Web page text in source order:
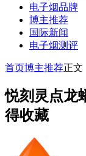
电子烟品牌
博主推荐
国际新闻
电子烟测评
首页博主推荐正文
悦刻灵点龙
得收藏